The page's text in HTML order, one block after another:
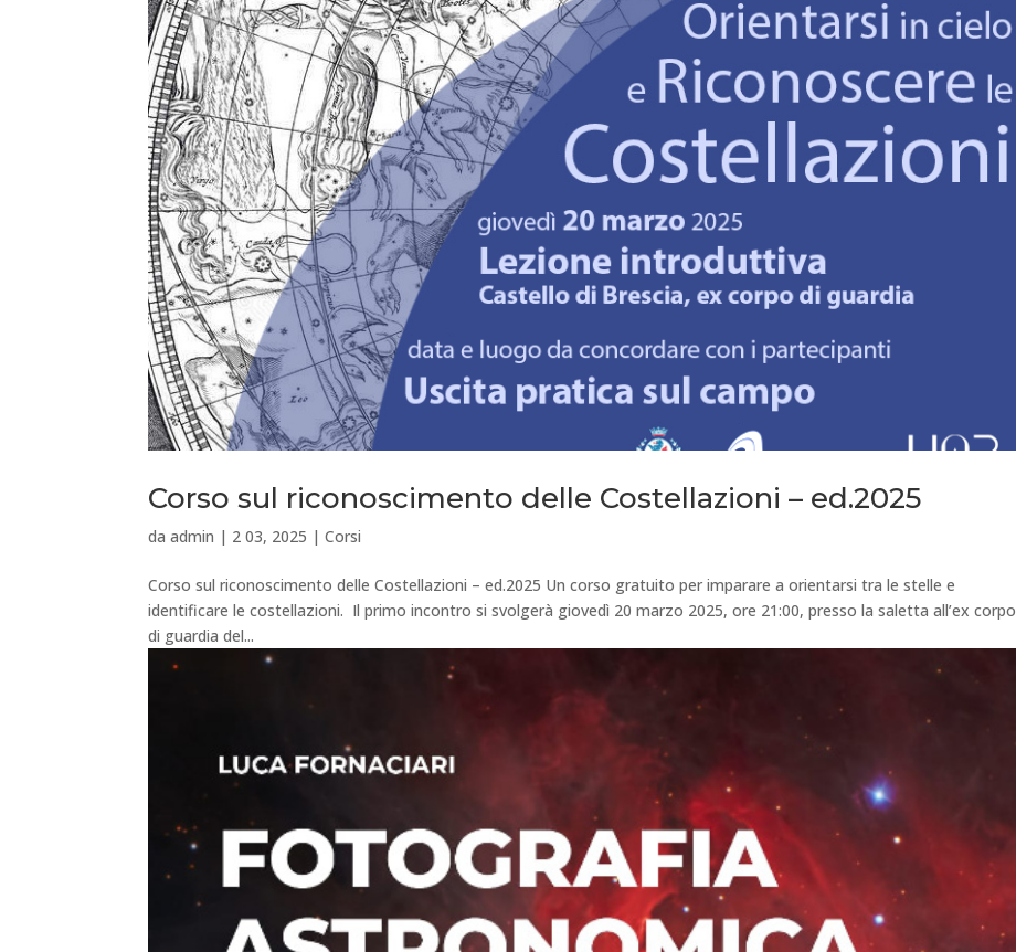
Corso sul riconoscimento delle Costellazioni – ed.2025
daadmin | 2 03, 2025 |Corsi
Corso sul riconoscimento delle Costellazioni – ed.2025 Un corso gratuito per imparare a orientarsi tra le stelle e
identificare le costellazioni. Il primo incontro si svolgerà giovedì 20 marzo 2025, ore 21:00, presso la saletta all’ex corpo
di guardia del...